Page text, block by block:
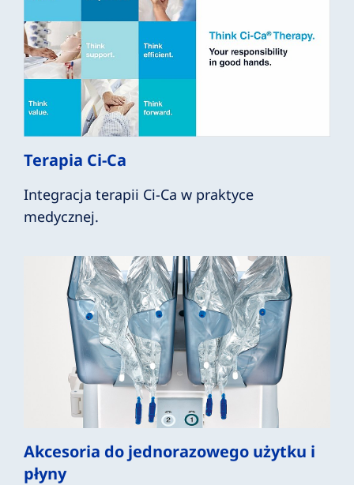
Terapia Ci‑Ca
Integracja terapii Ci-Ca w praktyce
medycznej.
Akcesoria do jednorazowego użytku i
płyny